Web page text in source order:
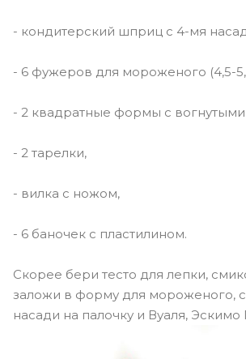
- кондитерский шприц с 4-мя
- 6 фужеров для мороженого (4,5-
- 2 квадратные формы с
- 2 тарелки,
- вилка с ножом,
- 6 баночек с пластилином.
Скорее бери тесто для лепки,
заложи в форму для мороженого,
насади на палочку и Вуаля, Эскимо